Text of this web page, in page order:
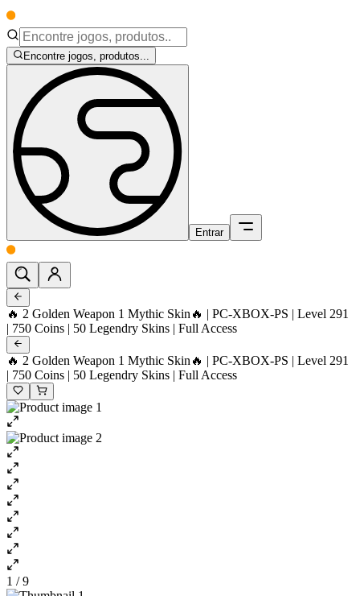
Encontre jogos, produtos...
Entrar
🔥 2 Golden Weapon 1 Mythic Skin🔥 | PC-XBOX-PS | Level 291
| 750 Coins | 50 Legendry Skins | Full Access
🔥 2 Golden Weapon 1 Mythic Skin🔥 | PC-XBOX-PS | Level 291
| 750 Coins | 50 Legendry Skins | Full Access
1 / 9